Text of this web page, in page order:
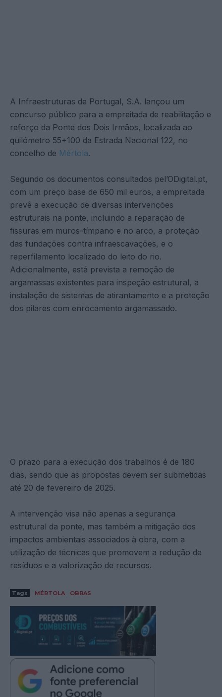
A Infraestruturas de Portugal, S.A. lançou um
concurso público para a empreitada de reabilitação e
reforço da Ponte dos Dois Irmãos, localizada ao
quilómetro 55+100 da Estrada Nacional 122, no
concelho de Mértola.
Segundo os documentos consultados pel’ODigital.pt,
com um preço base de 650 mil euros, a empreitada
prevê a execução de diversas intervenções
estruturais na ponte, incluindo a reparação de
fissuras em muros-tímpano e no arco, a proteção
das fundações contra infraescavações, e o
reperfilamento localizado do leito do rio.
Adicionalmente, está prevista a remoção de
argamassas existentes para inspeção estrutural, a
instalação de sistemas de atirantamento e a proteção
dos pilares com enrocamento argamassado.
O prazo para a execução dos trabalhos é de 180
dias, sendo que as propostas devem ser submetidas
até 20 de fevereiro de 2025.
A intervenção visa não apenas a segurança
estrutural da ponte, mas também a mitigação dos
impactos ambientais associados à obra, com a
utilização de técnicas que promovem a redução de
resíduos e a valorização de recursos.
Tags MÉRTOLA OBRAS